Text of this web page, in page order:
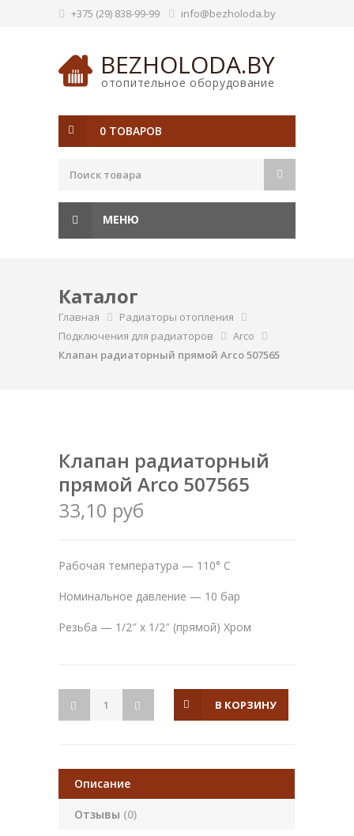
+375 (29) 838-99-99 info@bezholoda.by
BEZHOLODA.BY
отопительное оборудование
0 ТОВАРОВ
МЕНЮ
Каталог
Главная
Радиаторы отопления
Подключения для радиаторов
Arco
Клапан радиаторный прямой Arco 507565
Клапан радиаторный
прямой Arco 507565
33,10 руб
Рабочая температура — 110° C
Номинальное давление — 10 бар
Резьба — 1/2″ x 1/2″ (прямой) Хром
В КОРЗИНУ
Описание
Отзывы (0)